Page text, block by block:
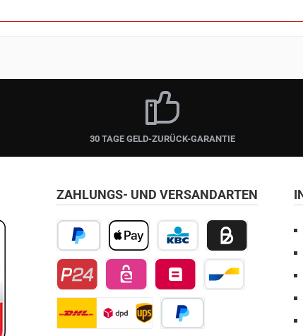
30 TAGE GELD-ZURÜCK-GARANTIE
ZAHLUNGS- UND VERSANDARTEN
PayPal Apple PayKBC/CBC PaymentBillie / Kauf auf
Przelewy24 Belfius Direct Net
Bancontact